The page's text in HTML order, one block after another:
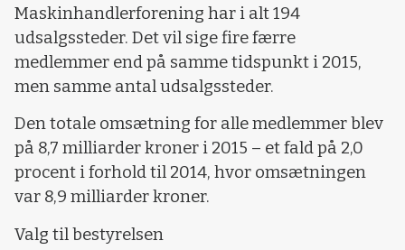
Maskinhandlerforening har i alt 194
udsalgssteder. Det vil sige fire færre
medlemmer end på samme tidspunkt i 2015,
men samme antal udsalgssteder.
Den totale omsætning for alle medlemmer blev
på 8,7 milliarder kroner i 2015 – et fald på 2,0
procent i forhold til 2014, hvor omsætningen
var 8,9 milliarder kroner.
Valg til bestyrelsen